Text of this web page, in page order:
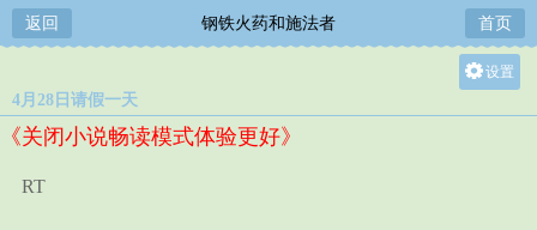
返回 钢铁火药和施法者 首页
设置
4月28日请假一天
《关闭小说畅读模式体验更好》
RT